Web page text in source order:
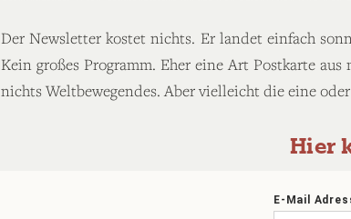
Der Newsletter kostet nichts. Er landet einfach
Kein großes Programm. Eher eine Art Postkarte
nichts Weltbewegendes. Aber vielleicht die eine
Hier